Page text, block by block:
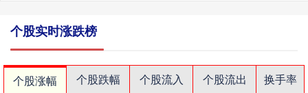
个股实时涨跌榜
个股涨幅 个股跌幅 个股流入 个股流出
换手率